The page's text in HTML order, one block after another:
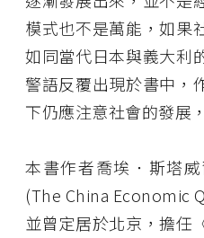
模式也不是萬能，如果
如同當代日本與義大利
警語反覆出現於書中，
下仍應注意社會的發展
本書作者喬埃．斯塔
(The China Economic
並曾定居於北京，擔任